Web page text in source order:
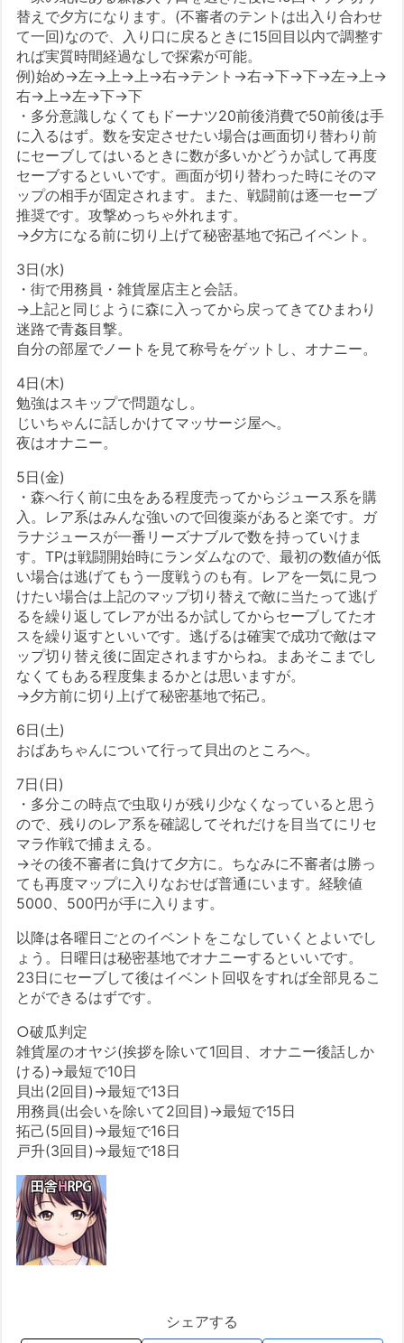
替えで夕方になります。(不審者のテントは出入り合わせ
て一回)なので、入り口に戻るときに15回目以内で調整す
れば実質時間経過なしで探索が可能。
例)始め→左→上→上→右→テント→右→下→下→左→上→
右→上→左→下→下
・多分意識しなくてもドーナツ20前後消費で50前後は手
に入るはず。数を安定させたい場合は画面切り替わり前
にセーブしてはいるときに数が多いかどうか試して再度
セーブするといいです。画面が切り替わった時にそのマ
ップの相手が固定されます。また、戦闘前は逐一セーブ
推奨です。攻撃めっちゃ外れます。
→夕方になる前に切り上げて秘密基地で拓己イベント。
3日(水)
・街で用務員・雑貨屋店主と会話。
→上記と同じように森に入ってから戻ってきてひまわり
迷路で青姦目撃。
自分の部屋でノートを見て称号をゲットし、オナニー。
4日(木)
勉強はスキップで問題なし。
じいちゃんに話しかけてマッサージ屋へ。
夜はオナニー。
5日(金)
・森へ行く前に虫をある程度売ってからジュース系を購
入。レア系はみんな強いので回復薬があると楽です。ガ
ラナジュースが一番リーズナブルで数を持っていけま
す。TPは戦闘開始時にランダムなので、最初の数値が低
い場合は逃げてもう一度戦うのも有。レアを一気に見つ
けたい場合は上記のマップ切り替えで敵に当たって逃げ
るを繰り返してレアが出るか試してからセーブしてたオ
スを繰り返すといいです。逃げるは確実で成功で敵はマ
ップ切り替え後に固定されますからね。まあそこまでし
なくてもある程度集まるかとは思いますが。
→夕方前に切り上げて秘密基地で拓己。
6日(土)
おばあちゃんについて行って貝出のところへ。
7日(日)
・多分この時点で虫取りが残り少なくなっていると思う
ので、残りのレア系を確認してそれだけを目当てにリセ
マラ作戦で捕まえる。
→その後不審者に負けて夕方に。ちなみに不審者は勝っ
ても再度マップに入りなおせば普通にいます。経験値
5000、500円が手に入ります。
以降は各曜日ごとのイベントをこなしていくとよいでし
ょう。日曜日は秘密基地でオナニーするといいです。
23日にセーブして後はイベント回収をすれば全部見るこ
とができるはずです。
○破瓜判定
雑貨屋のオヤジ(挨拶を除いて1回目、オナニー後話しか
ける)→最短で10日
貝出(2回目)→最短で13日
用務員(出会いを除いて2回目)→最短で15日
拓己(5回目)→最短で16日
戸升(3回目)→最短で18日
シェアする